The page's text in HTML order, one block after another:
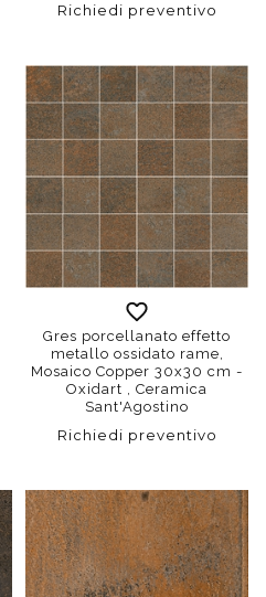
Richiedi preventivo
Gres porcellanato effetto
metallo ossidato rame,
Mosaico Copper 30x30 cm -
Oxidart , Ceramica
Sant'Agostino
Richiedi preventivo